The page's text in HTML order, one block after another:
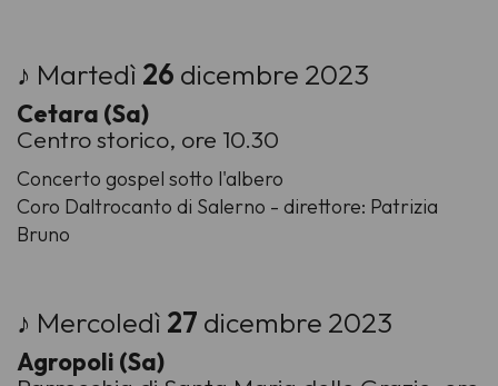
♪ Martedì 26 dicembre 2023
Cetara (Sa)
Centro storico, ore 10.30
Concerto gospel sotto l'albero
Coro Daltrocanto di Salerno - direttore: Patrizia
Bruno
♪ Mercoledì 27 dicembre 2023
Agropoli (Sa)